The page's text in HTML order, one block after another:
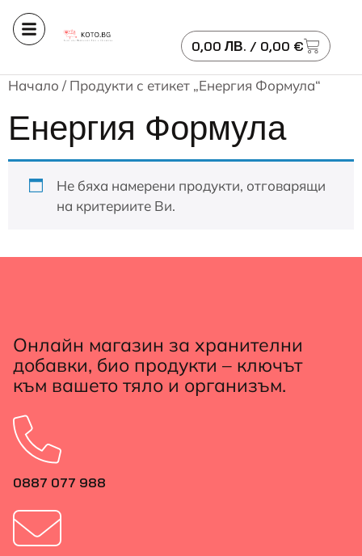
0,00 ЛВ. / 0,00 €
Начало / Продукти с етикет „Енергия Формула“
Енергия Формула
Не бяха намерени продукти, отговарящи
на критериите Ви.
Онлайн магазин за хранителни
добавки, био продукти – ключът
към вашето тяло и организъм.
0887 077 988